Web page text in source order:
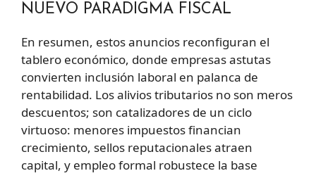
NUEVO PARADIGMA FISCAL
En resumen, estos anuncios reconfiguran el
tablero económico, donde empresas astutas
convierten inclusión laboral en palanca de
rentabilidad. Los alivios tributarios no son meros
descuentos; son catalizadores de un ciclo
virtuoso: menores impuestos financian
crecimiento, sellos reputacionales atraen
capital, y empleo formal robustece la base